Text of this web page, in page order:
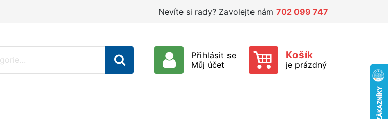
Nevíte si rady? Zavolejte nám 702 099 747
Přihlásit se
Můj účet
Košík
je prázdný